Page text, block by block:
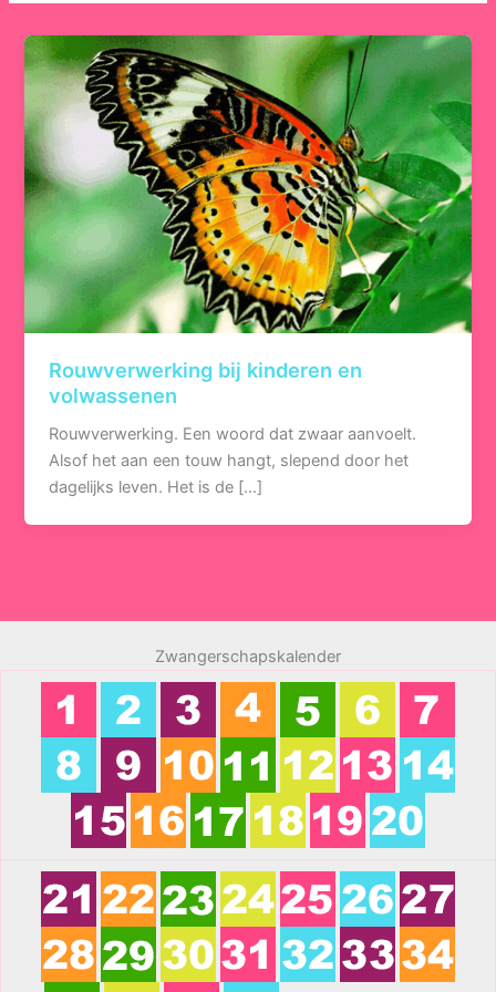
Rouwverwerking bij kinderen en
volwassenen
Rouwverwerking. Een woord dat zwaar aanvoelt.
Alsof het aan een touw hangt, slepend door het
dagelijks leven. Het is de […]
Zwangerschapskalender